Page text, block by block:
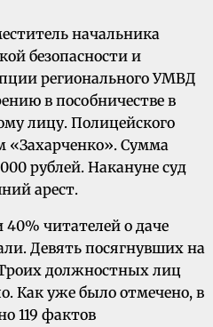
начальника
безопасности и
регионального УМВД
в пособничестве в
лицу. Полицейского
«Захарченко». Сумма
рублей. Накануне суд
арест.
читателей о даче
Девять посягнувших на
должностных лиц
Как уже было отмечено, в
119 фактов